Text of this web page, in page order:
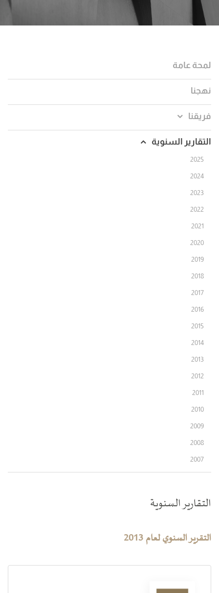
لمحة عامة
نهجنا
فريقنا
التقارير السنوية
2025
2024
2023
2022
2021
2020
2019
2018
2017
2016
2015
2014
2013
2012
2011
2010
2009
2008
2007
التقارير السنوية
التقرير السنوي لعام2013